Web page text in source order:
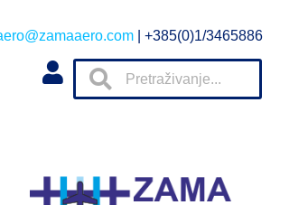
| +385(0)1/3465886